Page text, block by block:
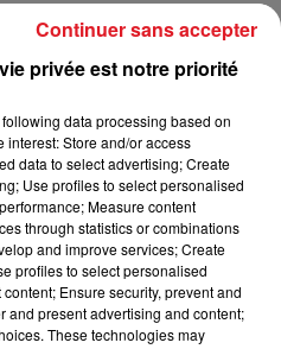
prévue, le samedi 30
la mairie de Pihem, initiée,
Animal Vendetta,
privée est notre priorité
data processing based on
Store and/or access
data to select advertising; Create
Use profiles to select personalised
Measure content
through statistics or combinations
and improve services; Create
profiles to select personalised
Ensure security, prevent and
and present advertising and content;
These technologies may
Continuer sans accepter